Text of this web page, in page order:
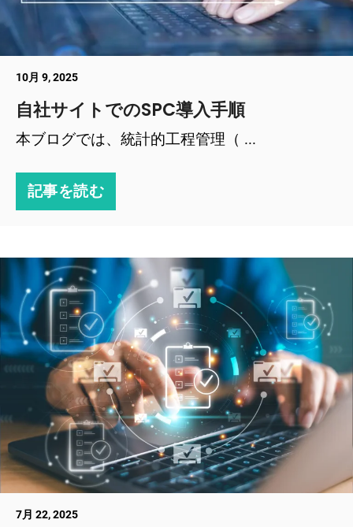
10月 9, 2025
自社サイトでのSPC導入手順
本ブログでは、統計的工程管理（ ...
記事を読む
7月 22, 2025